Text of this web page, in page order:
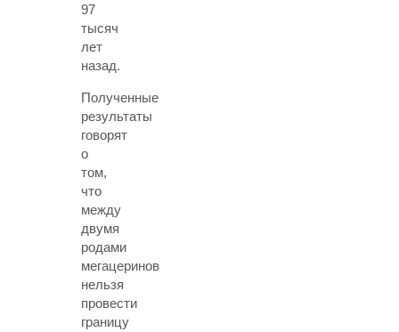
97
тысяч
лет
назад.
Полученные
результаты
говорят
о
том,
что
между
двумя
родами
мегацеринов
нельзя
провести
границу